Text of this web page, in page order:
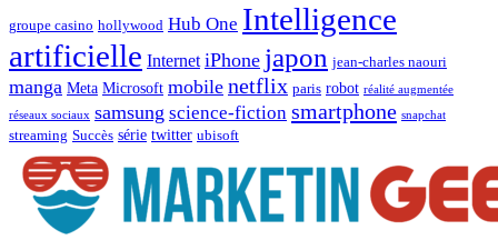
groupe casino hollywood Hub One Intelligence
artificielle Internet iPhone japon jean-charles naouri
manga Meta Microsoft mobile netflix paris robot réalité augmentée
réseaux sociaux samsung science-fiction smartphone snapchat
streaming Succès série twitter ubisoft